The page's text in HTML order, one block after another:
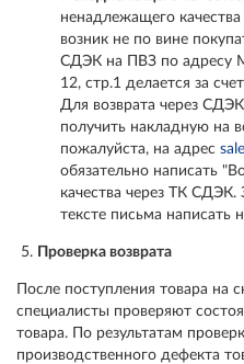
ненадлежащего
возник не по вине
СДЭК на ПВЗ по адресу
12, стр.1 делается за
Для возврата через
получить накладную на
пожалуйста, на адрес
обязательно написать
качества через ТК СДЭК.
тексте письма написать
5. Проверка возврата
После поступления товара на
специалисты проверяют
товара. По результатам
производственного дефекта